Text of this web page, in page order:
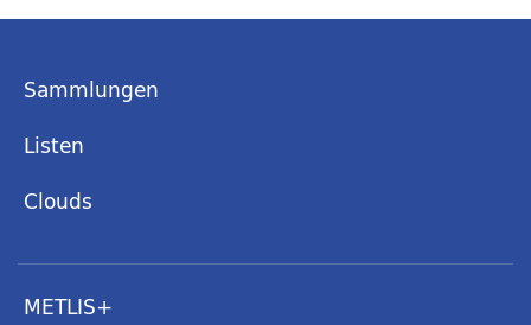
Sammlungen
Listen
Clouds
METLIS+